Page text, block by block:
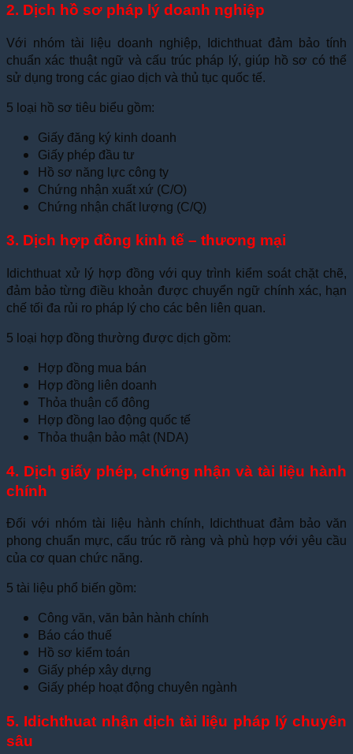
2. Dịch hồ sơ pháp lý doanh nghiệp
Với nhóm tài liệu doanh nghiệp, Idichthuat đảm bảo tính
chuẩn xác thuật ngữ và cấu trúc pháp lý, giúp hồ sơ có thể
sử dụng trong các giao dịch và thủ tục quốc tế.
5 loại hồ sơ tiêu biểu gồm:
Giấy đăng ký kinh doanh
Giấy phép đầu tư
Hồ sơ năng lực công ty
Chứng nhận xuất xứ (C/O)
Chứng nhận chất lượng (C/Q)
3. Dịch hợp đồng kinh tế – thương mại
Idichthuat xử lý hợp đồng với quy trình kiểm soát chặt chẽ,
đảm bảo từng điều khoản được chuyển ngữ chính xác, hạn
chế tối đa rủi ro pháp lý cho các bên liên quan.
5 loại hợp đồng thường được dịch gồm:
Hợp đồng mua bán
Hợp đồng liên doanh
Thỏa thuận cổ đông
Hợp đồng lao động quốc tế
Thỏa thuận bảo mật (NDA)
4. Dịch giấy phép, chứng nhận và tài liệu hành
chính
Đối với nhóm tài liệu hành chính, Idichthuat đảm bảo văn
phong chuẩn mực, cấu trúc rõ ràng và phù hợp với yêu cầu
của cơ quan chức năng.
5 tài liệu phổ biến gồm:
Công văn, văn bản hành chính
Báo cáo thuế
Hồ sơ kiểm toán
Giấy phép xây dựng
Giấy phép hoạt động chuyên ngành
5. Idichthuat nhận dịch tài liệu pháp lý chuyên
sâu